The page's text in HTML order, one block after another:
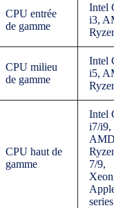
CPU entrée
de gamme
Intel
i3,
CPU milieu
de gamme
Intel
i5,
CPU haut de
gamme
Intel
i7/i9,
AMD
7/9,
series